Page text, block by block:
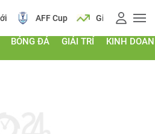
AFF Cup Giá vàng
BÓNG ĐÁ GIẢI TRÍ KINH